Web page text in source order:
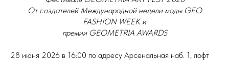
От создателей Международной недели моды GEO
FASHION WEEK и
премии GEOMETRIA AWARDS
28 июня 2026 в 16:00 по адресу Арсенальная наб. 1, лофт